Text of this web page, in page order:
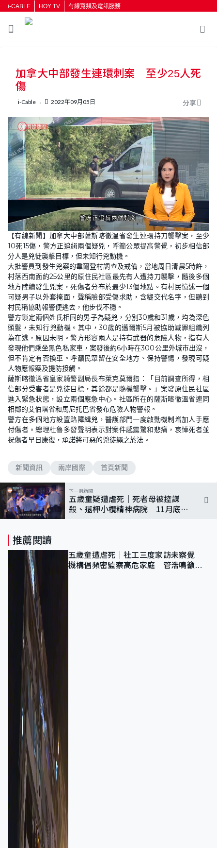
i-CABLE HOY TV 有線寬頻及電訊服務
按輸入鍵開始搜尋
加拿大中部發生連環刺案 至少25人死
傷
i-Cable 2022年09月05日 分享
U
n
m
u
t
e
L
o
a
d
e
d
4
2
.
9
2
%
【有線新聞】加拿大中部薩斯喀徹溫省發生連環持刀襲擊案，至少
10死15傷，警方正追緝兩個疑兇，呼籲公眾提高警覺，初步相信部
分人是兇徒襲擊目標，但未知行兇動機。
大批警員到發生兇案的韋爾登村調查及戒備，當地周日清晨5時許，
村落西南面約25公里的原住民社區最先有人遭持刀襲擊，隨後多個
地方陸續發生兇案，死傷者分布於最少13個地點。有村民憶述一個
可疑男子以外套掩面，聲稱臉部受傷求助，含糊交代名字，但聽到
村民稱協助報警便逃去，他步伐不穩。
警方鎖定兩個姓氏相同的男子為疑兇，分別30歲和31歲，均為深色
頭髮，未知行兇動機。其中，30歲的邁爾斯5月被協助滅罪組織列
為在逃，原因未明。警方形容兩人是持有武器的危險人物，指有人
發現他們乘坐黑色私家車，案發後約6小時在300公里外城市出沒，
但不肯定有否換車。呼籲民眾留在安全地方、保持警惕，發現可疑
人物應報案及提防接觸。
薩斯喀徹溫省皇家騎警副局長布萊克莫爾指：「目前調查所得，相
信部分受害者是兇徒目標，其餘都是隨機襲擊。」案發原住民社區
進入緊急狀態，設立兩個應急中心。社區所在的薩斯喀徹溫省連同
相鄰的艾伯塔省和馬尼托巴省發布危險人物警報。
警方在多個地方設置路障緝兇，醫護部門一度啟動機制增加人手應
付傷者。總理杜魯多發聲明表示對案件感震驚和悲痛，哀悼死者並
祝傷者早日康復，承諾將可惡的兇徒繩之於法。
新聞資訊 兩岸國際 首頁新聞
下一則新聞
五歲童疑遭虐死｜死者母被控謀
殺、還柙小欖精神病院 11月底開
推薦閱讀
五歲童遭虐死｜社工三度家訪未察覺
機構倡頻密監察高危家庭 管浩鳴籲加